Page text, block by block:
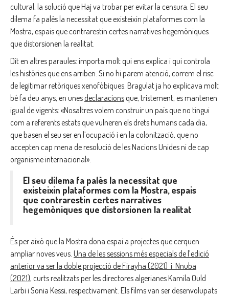
cultural, la solució que Haj va trobar per evitar la censura. El seu
dilema fa palès la necessitat que existeixin plataformes com la
Mostra, espais que contrarestin certes narratives hegemòniques
que distorsionen la realitat.
Dit en altres paraules: importa molt qui ens explica i qui controla
les històries que ens arriben. Si no hi parem atenció, correm el risc
de legitimar retòriques xenofòbiques. Bragulat ja ho explicava molt
bé fa deu anys, en unes declaracions que, tristement, es mantenen
igual de vigents: «Nosaltres volem construir un país que no tingui
com a referents estats que vulneren els drets humans cada dia,
que basen el seu ser en l’ocupació i en la colonització, que no
accepten cap mena de resolució de les Nacions Unides ni de cap
organisme internacional».
El seu dilema fa palès la necessitat que
existeixin plataformes com la Mostra, espais
que contrarestin certes narratives
hegemòniques que distorsionen la realitat
És per això que la Mostra dona espai a projectes que cerquen
ampliar noves veus. Una de les sessions més especials de l’edició
anterior va ser la doble projecció de Firayha (2021) i Nnuba
(2021), curts realitzats per les directores algerianes Kamila Ould
Larbi i Sonia Kessi, respectivament. Els films van ser desenvolupats